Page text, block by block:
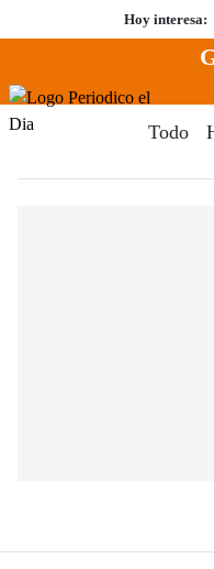
al
Hoy interesa:
Menú
Todo